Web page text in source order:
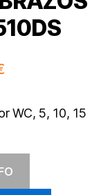
WC, 5, 10, 15